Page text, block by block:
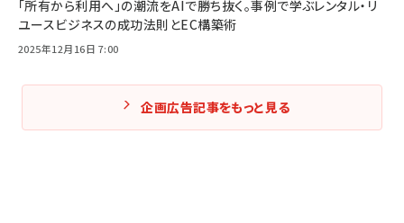
「所有から利用へ」の潮流をAIで勝ち抜く。事例で学ぶレンタル・リ
ユースビジネスの成功法則とEC構築術
2025年12月16日 7:00
企画広告記事をもっと見る